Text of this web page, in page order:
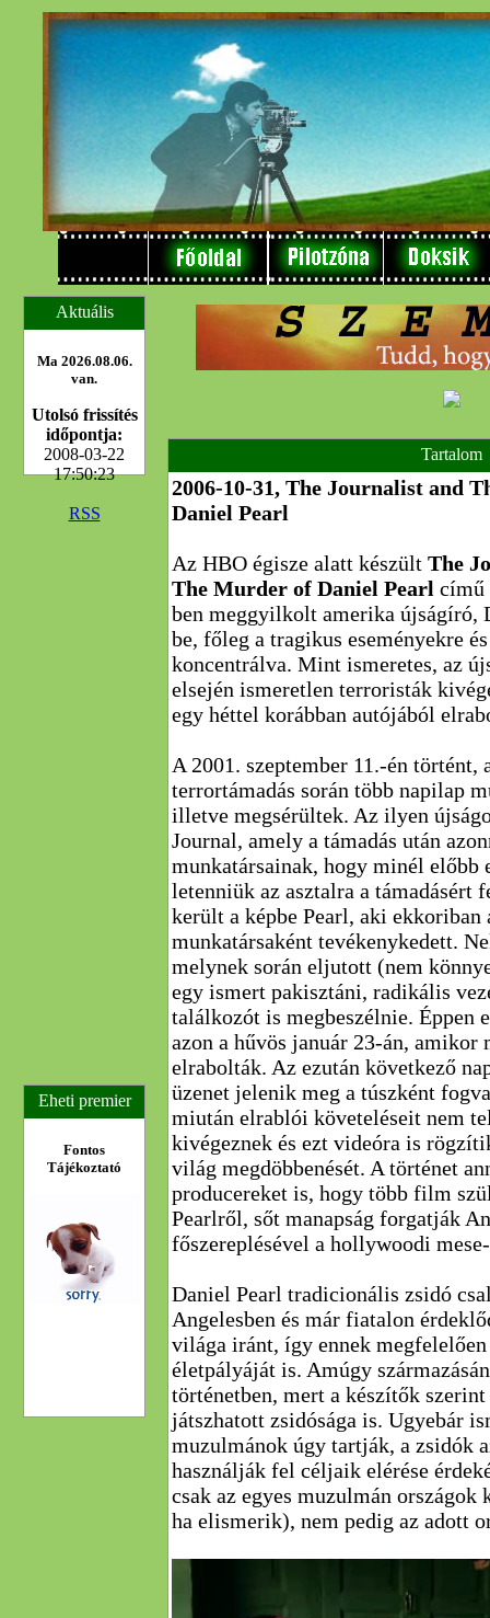
Aktuális
Ma 2026.08.06.
van.
Utolsó frissítés
időpontja:
2008-03-22
17:50:23
RSS
Tartalom
2006-10-31, The Journalist and
Daniel Pearl
Az HBO égisze alatt készült The
The Murder of Daniel Pearl című
ben meggyilkolt amerika újságíró,
be, főleg a tragikus eseményekre
koncentrálva. Mint ismeretes, az
elsején ismeretlen terroristák
egy héttel korábban autójából
A 2001. szeptember 11.-én
terrortámadás során több napilap
illetve megsérültek. Az ilyen
Journal, amely a támadás után
munkatársainak, hogy minél előbb
letenniük az asztalra a
került a képbe Pearl, aki ekkoriban
munkatársaként tevékenykedett.
melynek során eljutott (nem
egy ismert pakisztáni, radikális
találkozót is megbeszélnie. Éppen
azon a hűvös január 23-án, amikor
elrabolták. Az ezután következő
üzenet jelenik meg a túszként
miután elrablói követeléseit nem
kivégeznek és ezt videóra is
világ megdöbbenését. A történet
producereket is, hogy több film
Pearlről, sőt manapság forgatják
főszereplésével a hollywoodi
Daniel Pearl tradicionális zsidó
Angelesben és már fiatalon
világa iránt, így ennek
életpályáját is. Amúgy
történetben, mert a készítők szerint
játszhatott zsidósága is. Ugyebár
muzulmánok úgy tartják, a zsidók
használják fel céljaik elérése
csak az egyes muzulmán
ha elismerik), nem pedig az adott
Eheti premier
Fontos
Tájékoztató